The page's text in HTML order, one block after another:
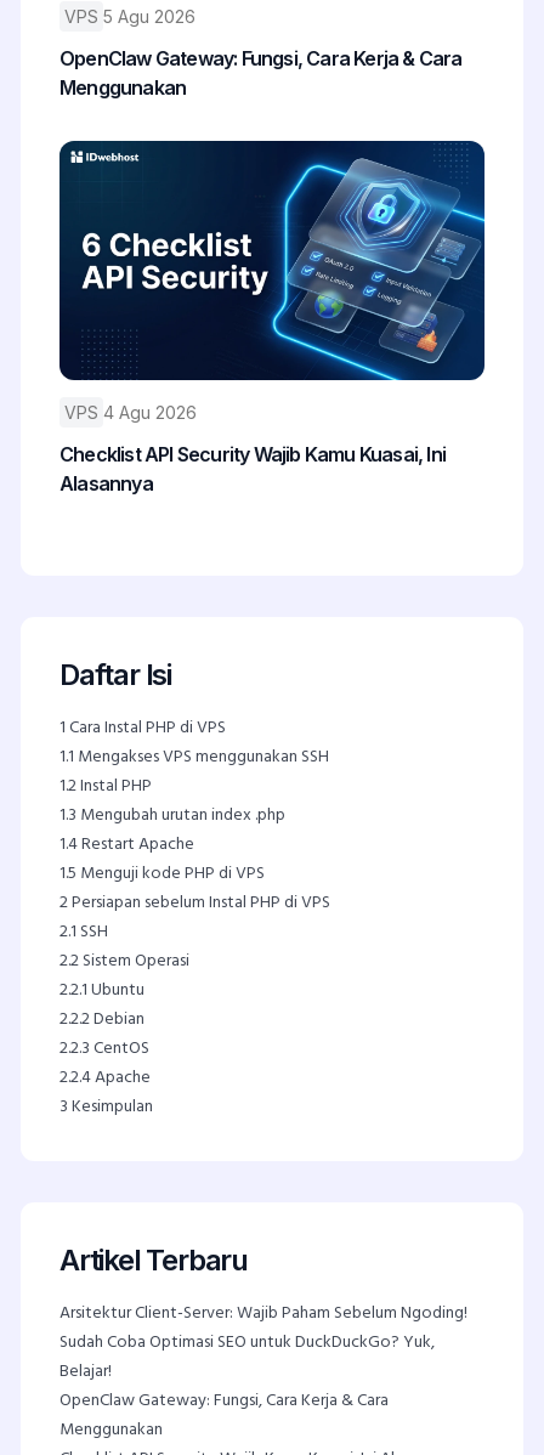
VPS 5 Agu 2026
OpenClaw Gateway: Fungsi, Cara Kerja & Cara
Menggunakan
VPS 4 Agu 2026
Checklist API Security Wajib Kamu Kuasai, Ini
Alasannya
Daftar Isi
1Cara Instal PHP di VPS
1.1 Mengakses VPS menggunakan SSH
1.2Instal PHP
1.3 Mengubah urutan index .php
1.4Restart Apache
1.5 Menguji kode PHP di VPS
2Persiapan sebelum Instal PHP di VPS
2.1 SSH
2.2Sistem Operasi
2.2.1Ubuntu
2.2.2Debian
2.2.3CentOS
2.2.4Apache
3Kesimpulan
Artikel Terbaru
Arsitektur Client-Server: Wajib Paham Sebelum Ngoding!
Sudah Coba Optimasi SEO untuk DuckDuckGo? Yuk,
Belajar!
OpenClaw Gateway: Fungsi, Cara Kerja & Cara
Menggunakan